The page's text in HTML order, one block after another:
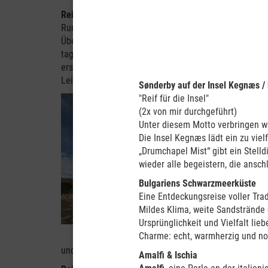
Sønderby auf der Insel Kegnæs /
"Reif für die Insel"
(2x von mir durchgeführt)
Unter diesem Motto verbringen
Die Insel Kegnæs lädt ein zu
„Drumchapel Mist“ gibt ein
wieder alle begeistern, die
Bulgariens Schwarzmeerküste
Eine Entdeckungsreise voller
Mildes Klima, weite
Ursprünglichkeit und Vielfalt
Charme: echt, warmherzig und
Amalfi & Ischia
Reiseart:
Rundreisemöglichkeit ist auf Island aber eine Tour
Übernachtung in festen Unterkünften.
tagelange, teure und manchmal auch "ruppige"
ersparen: sie ist oft wahrlich kein Vergnügen! Die
Leistungsbeschreibung) sind bei unserer Pkw-Reise
Reiseablauf:Bei unseren
nach unseren eigenen
Mietwagen können wir
werden. Wir bieten Ihnen
üblichen Urlaubsreisen
die absoluten Höhepunkte
so manchen "Geheimtipp"
Gruppenreise: Unsere
Widerspruch: Es gibt
im Konvoiund Sie nehmen
Sie es selbst wünschen. Bei
und erläutern die nächste Tagesetappe.